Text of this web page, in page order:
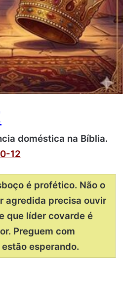
doméstica na Bíblia.
12
é profético. Não o
agredida precisa ouvir
que líder covarde é
Preguem com
esperando.